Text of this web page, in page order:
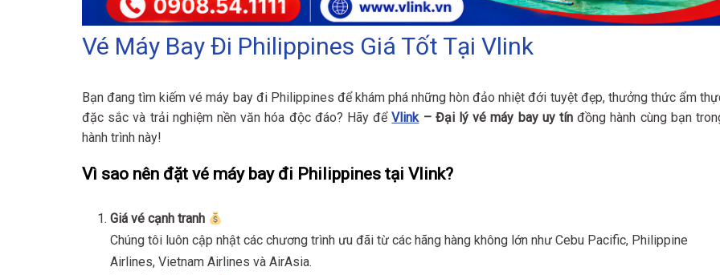
Vé Máy Bay Đi Philippines Giá Tốt Tại Vlink
Bạn đang tìm kiếm vé máy bay đi Philippines để khám phá những hòn đảo nhiệt đới tuyệt đẹp, thưởng thức ẩm
đặc sắc và trải nghiệm nền văn hóa độc đáo? Hãy đểVlink– Đại lý vé máy bay uy tín đồng hành cùng bạn
hành trình này!
Vì sao nên đặt vé máy bay đi Philippines tại Vlink?
Giá vé cạnh tranh
Chúng tôi luôn cập nhật các chương trình ưu đãi từ các hãng hàng không lớn như Cebu Pacific, Philippine
Airlines, Vietnam Airlines và AirAsia.